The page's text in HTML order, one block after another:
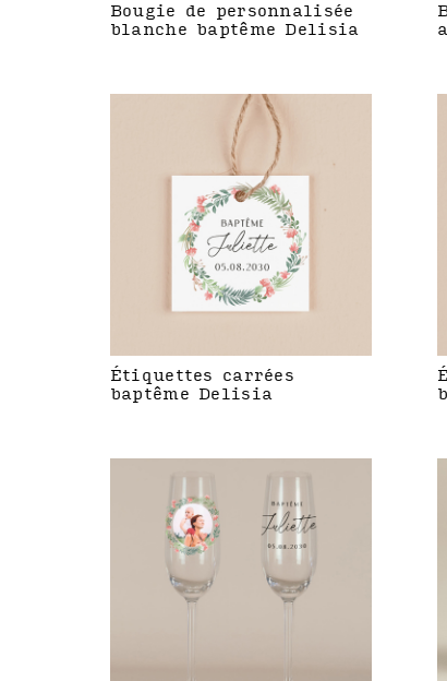
Bougie de personnalisée
blanche baptême Delisia
Étiquettes carrées
baptême Delisia